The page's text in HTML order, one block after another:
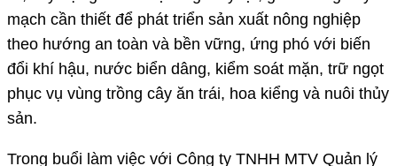
mạch cần thiết để phát triển sản xuất nông nghiệp
theo hướng an toàn và bền vững, ứng phó với biến
đổi khí hậu, nước biển dâng, kiểm soát mặn, trữ ngọt
phục vụ vùng trồng cây ăn trái, hoa kiểng và nuôi thủy
sản.
Trong buổi làm việc với Công ty TNHH MTV Quản lý